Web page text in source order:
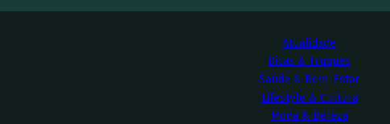
Atualidade
Dicas & Truques
Saúde & Bem-Estar
Lifestyle & Cultura
Moda & Beleza